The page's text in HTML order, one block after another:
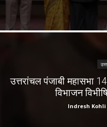
उत्तरांचल पंजाबी महासभा
विभाजन
Indresh Kohli